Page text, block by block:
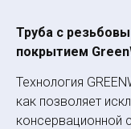
Труба с
покрытием
Технология
как позволяет
консервационной